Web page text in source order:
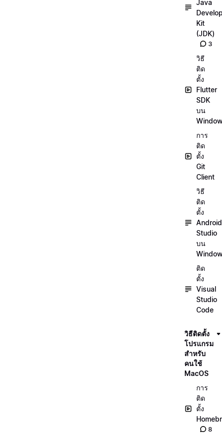
Java
Kit
(JDK)
3
วิธี
ติด
ตั้ง
Flutter
SDK
บน
การ
ติด
ตั้ง
Git
Client
วิธี
ติด
ตั้ง
Android
Studio
บน
ติด
ตั้ง
Visual
Studio
Code
วิธีติดตั้ง
โปรแกรม
สำหรับ
คนใช้
MacOS
การ
ติด
ตั้ง
8